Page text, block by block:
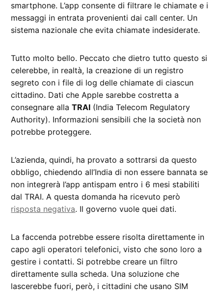
smartphone. L’app consente di filtrare le chiamate e i
messaggi in entrata provenienti dai call center. Un
sistema nazionale che evita chiamate indesiderate.
Tutto molto bello. Peccato che dietro tutto questo si
celerebbe, in realtà, la creazione di un registro
segreto con i file di log delle chiamate di ciascun
cittadino. Dati che Apple sarebbe costretta a
consegnare allaTRAI (India Telecom Regulatory
Authority). Informazioni sensibili che la società non
potrebbe proteggere.
L’azienda, quindi, ha provato a sottrarsi da questo
obbligo, chiedendo all’India di non essere bannata se
non integrerà l’app antispam entro i 6 mesi stabiliti
dal TRAI. A questa domanda ha ricevuto però
risposta negativa. Il governo vuole quei dati.
La faccenda potrebbe essere risolta direttamente in
capo agli operatori telefonici, visto che sono loro a
gestire i contatti. Si potrebbe creare un filtro
direttamente sulla scheda. Una soluzione che
lascerebbe fuori, però, i cittadini che usano SIM